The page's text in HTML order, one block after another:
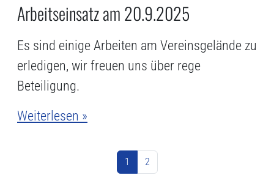
Arbeitseinsatz am 20.9.2025
Es sind einige Arbeiten am Vereinsgelände zu
erledigen, wir freuen uns über rege
Beteiligung.
Weiterlesen »
Aktuelle Seite
1 Seite
2